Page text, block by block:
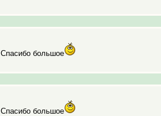
Спасибо большое
Спасибо большое